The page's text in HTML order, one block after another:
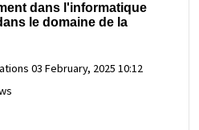
dans l'informatique
le domaine de la
03 February, 2025 10:12